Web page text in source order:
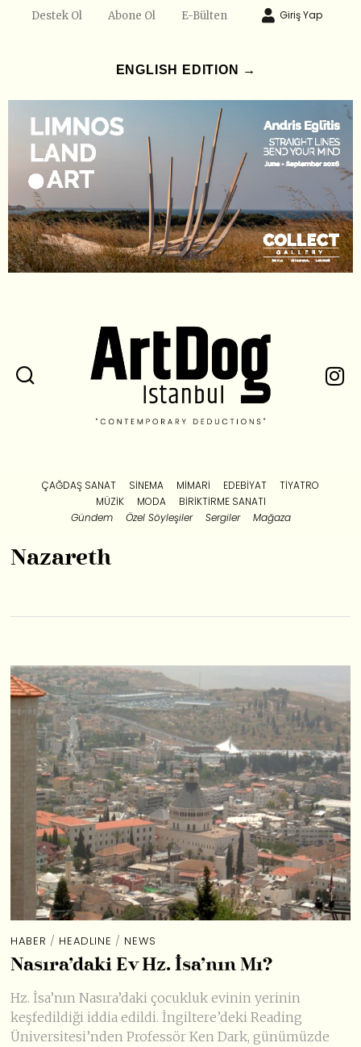
Destek Ol Abone Ol E-Bülten Giriş Yap
ENGLISH EDITION →
ÇAĞDAŞ SANAT SINEMA MIMARI EDEBIYAT
TIYATRO
MÜZIK
MODA
BIRIKTIRME SANATI
Gündem
Özel Söyleşiler Sergiler Mağaza
Nazareth
HABER / HEADLINE / NEWS
Nasıra’daki Ev Hz. İsa’nın Mı?
Hz. İsa’nın Nasıra’daki çocukluk evinin yerinin
keşfedildiği iddia edildi. İngiltere’deki Reading
Üniversitesi’nden Professör Ken Dark, günümüzde